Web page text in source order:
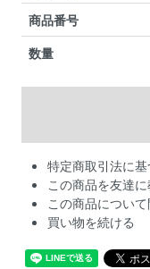
商品番号
数量
特定商取引法に
この商品を友達
この商品につい
買い物を続ける